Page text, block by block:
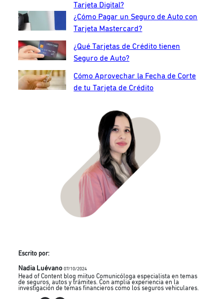
Tarjeta Digital?
¿Cómo Pagar un Seguro de Auto con
Tarjeta Mastercard?
¿Qué Tarjetas de Crédito tienen
Seguro de Auto?
Cómo Aprovechar la Fecha de Corte
de tu Tarjeta de Crédito
Escrito por:
Nadia Luévano 07/10/2024
Head of Content blog miituo Comunicóloga especialista en temas
de seguros, autos y trámites. Con amplia experiencia en la
investigación de temas financieros como los seguros vehiculares.